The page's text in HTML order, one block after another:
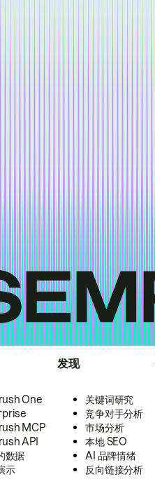
One
MCP
API
数据
示
发现
关键词研究
竞争对手分析
市场分析
本地 SEO
AI 品牌情绪
反向链接分析